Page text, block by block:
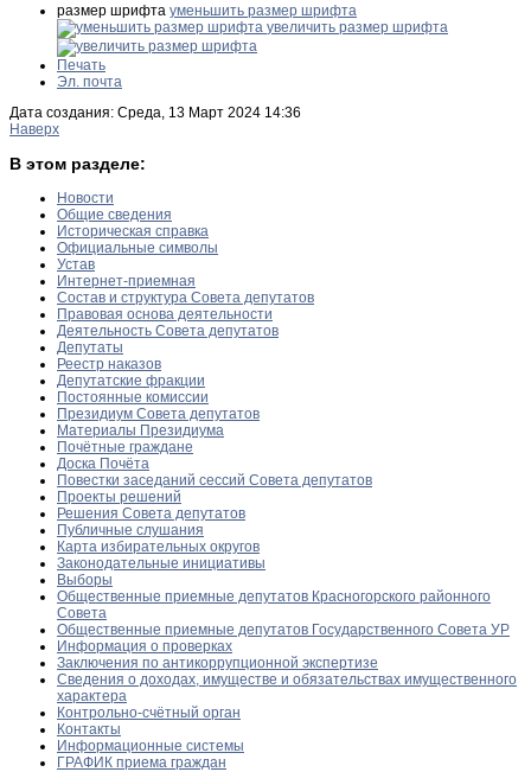
размер шрифта уменьшить размер шрифта
увеличить размер шрифта
Печать
Эл. почта
Дата создания: Среда, 13 Март 2024 14:36
Наверх
В этом разделе:
Новости
Общие сведения
Историческая справка
Официальные символы
Устав
Интернет-приемная
Состав и структура Совета депутатов
Правовая основа деятельности
Деятельность Совета депутатов
Депутаты
Реестр наказов
Депутатские фракции
Постоянные комиссии
Президиум Совета депутатов
Материалы Президиума
Почётные граждане
Доска Почёта
Повестки заседаний сессий Совета депутатов
Проекты решений
Решения Совета депутатов
Публичные слушания
Карта избирательных округов
Законодательные инициативы
Выборы
Общественные приемные депутатов Красногорского районного
Совета
Общественные приемные депутатов Государственного Совета УР
Информация о проверках
Заключения по антикоррупционной экспертизе
Сведения о доходах, имуществе и обязательствах имущественного
характера
Контрольно-счётный орган
Контакты
Информационные системы
ГРАФИК приема граждан